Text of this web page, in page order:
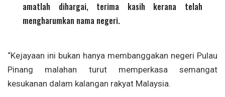
amatlah dihargai, terima kasih kerana telah
mengharumkan nama negeri.
“Kejayaan ini bukan hanya membanggakan negeri Pulau
Pinang malahan turut memperkasa semangat
kesukanan dalam kalangan rakyat Malaysia.